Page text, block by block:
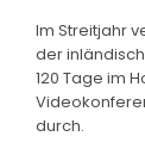
Im Streitjahr
der
120 Tage im
durch.